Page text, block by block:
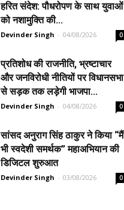
हरित संदेश: पौधरोपण के साथ युवाओं
को नशामुक्ति की...
Devinder Singh - 04/08/2026 0
प्रतिशोध की राजनीति, भ्रष्टाचार
और जनविरोधी नीतियों पर विधानसभा
से सड़क तक लड़ेगी भाजपा...
Devinder Singh - 04/08/2026 0
सांसद अनुराग सिंह ठाकुर ने किया “मैं
भी स्वदेशी समर्थक” महाअभियान की
डिजिटल शुरुआत
Devinder Singh - 03/08/2026 0